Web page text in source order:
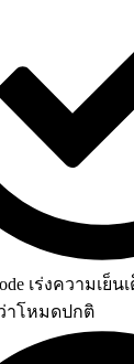
เร่งความเ
าโหมดปกติ